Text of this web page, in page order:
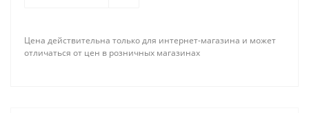
Цена действительна только для интернет-магазина и может
отличаться от цен в розничных магазинах